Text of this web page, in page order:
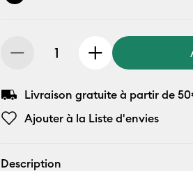
Livraison gratuite à partir de
Ajouter à la Liste d'envies
Description